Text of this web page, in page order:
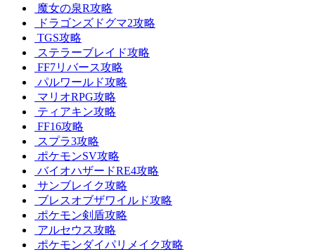
魔女の泉R攻略
ドラゴンズドグマ2攻略
TGS攻略
ステラーブレイド攻略
FF7リバース攻略
パルワールド攻略
マリオRPG攻略
ティアキン攻略
FF16攻略
スプラ3攻略
ポケモンSV攻略
バイオハザードRE4攻略
サンブレイク攻略
ブレスオブザワイルド攻略
ポケモン剣盾攻略
アルセウス攻略
ポケモンダイパリメイク攻略